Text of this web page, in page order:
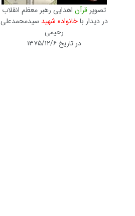
تصویر قرآناهدایی رهبر معظم انقلاب
در دیدار باخانواده شهید سیدمحمدعلی
رحیمی
در تاریخ ۱۳۷۵/۱۲/۶